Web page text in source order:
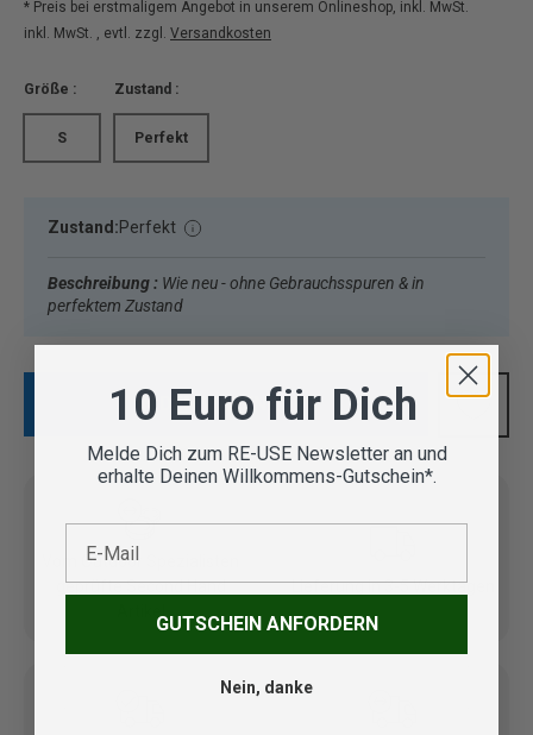
* Preis bei erstmaligem Angebot in unserem Onlineshop, inkl. MwSt.
inkl. MwSt. , evtl. zzgl. Versandkosten
Größe :
S
Zustand :
Perfekt
Zustand:Perfekt
Beschreibung : Wie neu - ohne Gebrauchsspuren & in
perfektem Zustand
IN DEN WARENKORB
Vom Outdoor Spezialisten
geprüfte Second Hand
Lieferung in 3-5 Werktagen
10 Euro für Dich
Melde Dich zum RE-USE Newsletter an und
erhalte Deinen Willkommens-Gutschein*.
GUTSCHEIN ANFORDERN
Nein, danke